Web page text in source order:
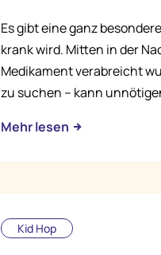
Es gibt eine ganz
krank wird. Mitten in der
Medikament verabreicht
zu suchen – kann
Mehr lesen
Kid Hop